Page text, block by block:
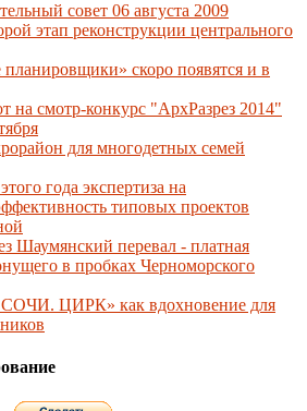
совет 06 августа 2009
этап реконструкции центрального
планировщики» скоро появятся и в
на смотр-конкурс "АрхРазрез 2014"
для многодетных семей
года экспертиза на
типовых проектов
Шаумянский перевал - платная
в пробках Черноморского
ЦИРК» как вдохновение для